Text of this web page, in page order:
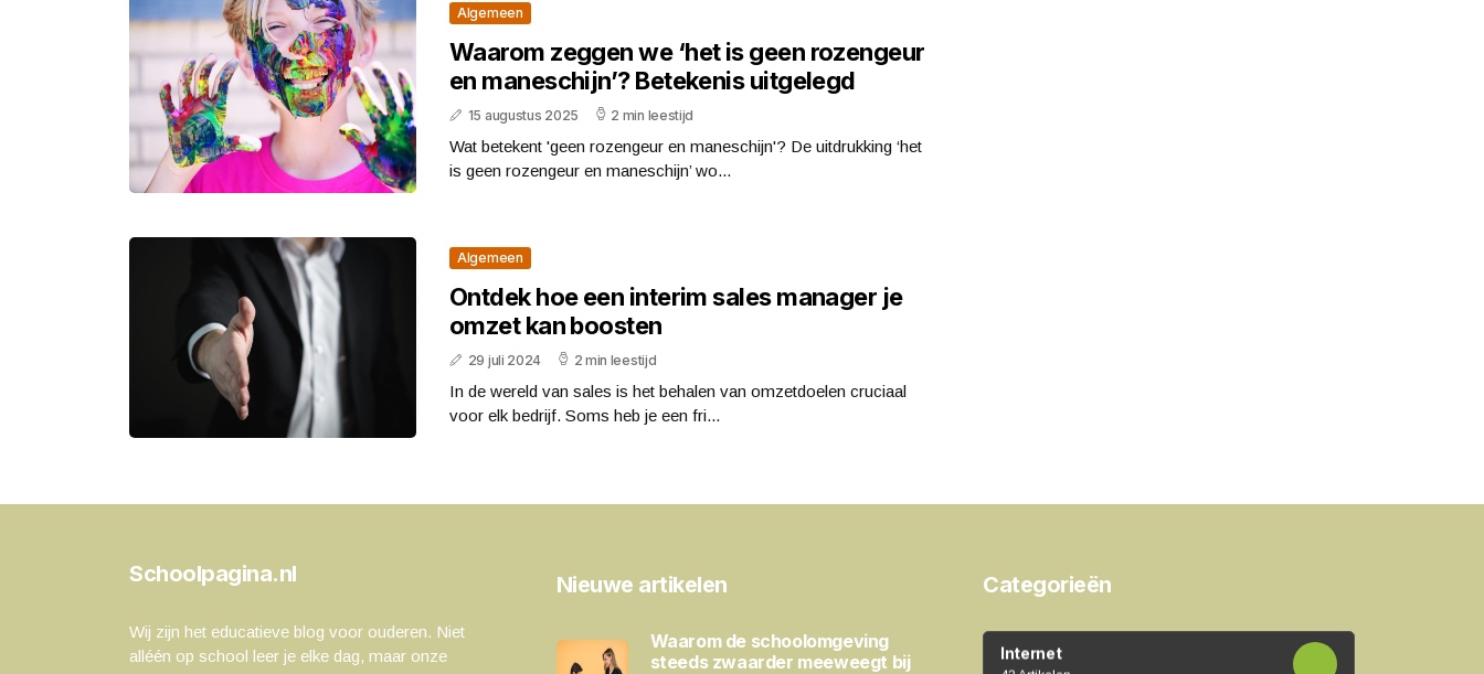
Algemeen
Waarom zeggen we ‘het is geen rozengeur
en maneschijn’? Betekenis uitgelegd
15 augustus 2025 2 min leestijd
Wat betekent 'geen rozengeur en maneschijn'? De uitdrukking ‘het
is geen rozengeur en maneschijn’ wo...
Algemeen
Ontdek hoe een interim sales manager je
omzet kan boosten
29 juli 2024 2 min leestijd
In de wereld van sales is het behalen van omzetdoelen cruciaal
voor elk bedrijf. Soms heb je een fri...
Schoolpagina.nl
Wij zijn het educatieve blog voor ouderen. Niet
alléén op school leer je elke dag, maar onze
Nieuwe artikelen
Waarom de schoolomgeving
steeds zwaarder meeweegt bij
Categorieën
Internet